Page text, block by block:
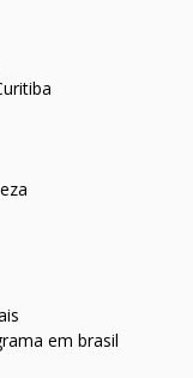
em brasil